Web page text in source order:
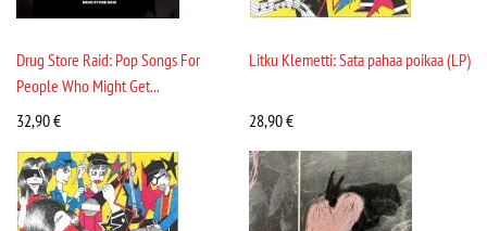
Drug Store Raid: Pop Songs For
People Who Might Get...
32,90€
Litku Klemetti: Sata pahaa poikaa (LP)
28,90€